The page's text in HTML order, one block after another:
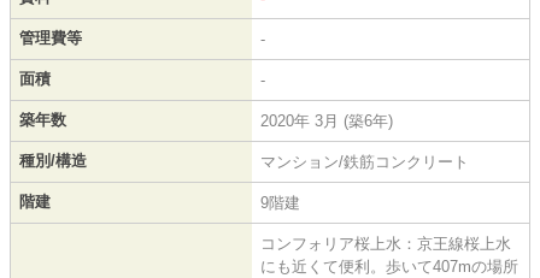
管理費等 -
面積 -
築年数 2020年 3月 (築6年)
種別/構造 マンション/鉄筋コンクリート
階建 9階建
コンフォリア桜上水：京王線桜上水
にも近くて便利。歩いて407mの場所